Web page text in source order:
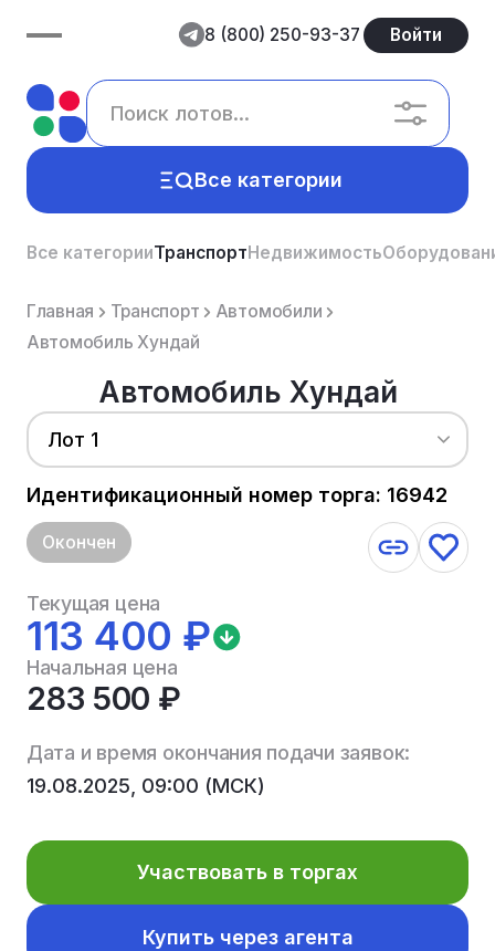
8 (800) 250-93-37 Войти
Все категории
Все категорииТранспортНедвижимость
Главная Транспорт
Автомобили
Автомобиль Хундай
Автомобиль Хундай
Лот 1
Идентификационный номер торга: 16942
Окончен
Текущая цена
113 400 ₽
Начальная цена
283 500 ₽
Дата и время окончания подачи заявок:
19.08.2025, 09:00 (МСК)
Участвовать в торгах
Купить через агента